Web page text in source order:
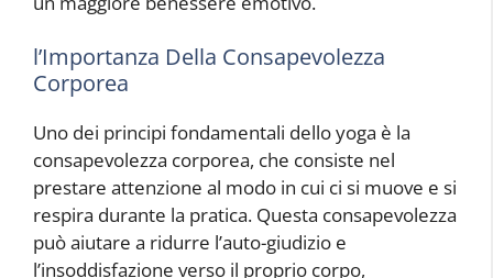
l’Importanza Della Consapevolezza
Corporea
Uno dei principi fondamentali dello yoga è la
consapevolezza corporea, che consiste nel
prestare attenzione al modo in cui ci si muove e si
respira durante la pratica. Questa consapevolezza
può aiutare a ridurre l’auto-giudizio e
l’insoddisfazione verso il proprio corpo,